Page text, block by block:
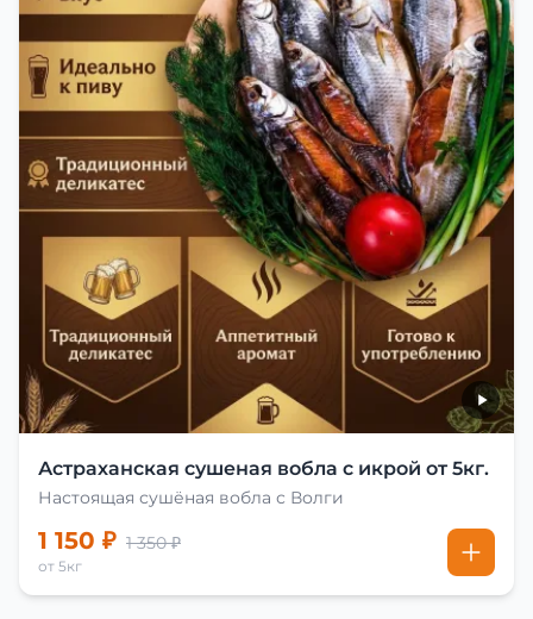
Астраханская сушеная вобла с икрой от 5кг.
Настоящая сушёная вобла с Волги
1 150 ₽ 1 350 ₽
от 5кг